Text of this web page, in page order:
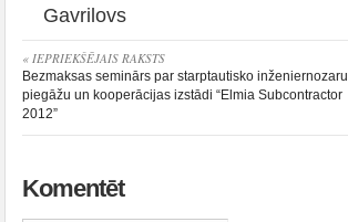
Gavrilovs
« IEPRIEKŠĒJAIS RAKSTS
Bezmaksas seminārs par starptautisko inženiernozaru
piegāžu un kooperācijas izstādi “Elmia Subcontractor
2012”
Komentēt